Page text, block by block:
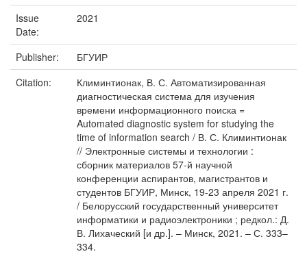
Issue
Date:
2021
Publisher:
БГУИР
Citation:
Климинтионак, В. С. Автоматизированная
диагностическая система для изучения
времени информационного поиска =
Automated diagnostic system for studying the
time of information search / В. С. Климинтионак
// Электронные системы и технологии :
сборник материалов 57-й научной
конференции аспирантов, магистрантов и
студентов БГУИР, Минск, 19-23 апреля 2021 г.
/ Белорусский государственный университет
информатики и радиоэлектроники ; редкол.: Д.
В. Лихаческий [и др.]. – Минск, 2021. – С. 333–
334.